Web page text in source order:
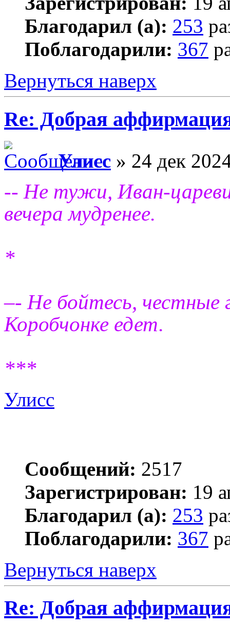
Благодарил (а): 253
Поблагодарили: 367
Вернуться наверх
Re: Добрая
Улисс » 24 дек
-- Не тужи, Иван-
вечера мудренее.
*
–- Не бойтесь, честные
Коробчонке едет.
***
Улисс
Сообщений: 2517
Зарегистрирован: 19
Благодарил (а): 253
Поблагодарили: 367
Вернуться наверх
Re: Добрая